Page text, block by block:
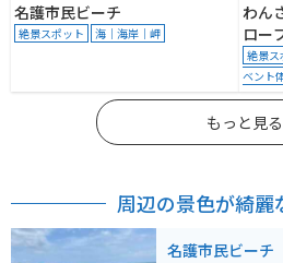
名護市民ビーチ
絶景スポット 海｜海岸｜岬
わん
ロー
絶景ス
ベント
もっと見る
周辺の景色が綺麗
名護市民ビーチ